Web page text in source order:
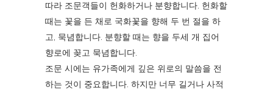
따라 조문객들이 헌화하거나 분향합니다. 헌화할
때는 꽃을 든 채로 국화꽃을 향해 두 번 절을 하
고, 묵념합니다. 분향할 때는 향을 두세 개 집어
향로에 꽂고 묵념합니다.
조문 시에는 유가족에게 깊은 위로의 말씀을 전
하는 것이 중요합니다. 하지만 너무 길거나 사적